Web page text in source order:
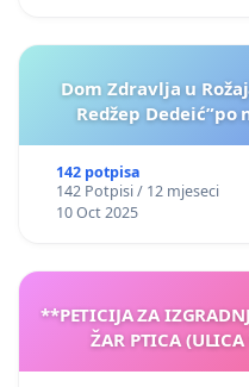
Dom Zdravlja u
Redžep
142 potpisa
142 Potpisi / 12 mjeseci
10 Oct 2025
**PETICIJA ZA
ŽAR PTICA